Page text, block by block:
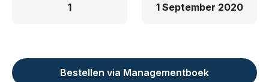
1 1 September 2020
Bestellen via Managementboek